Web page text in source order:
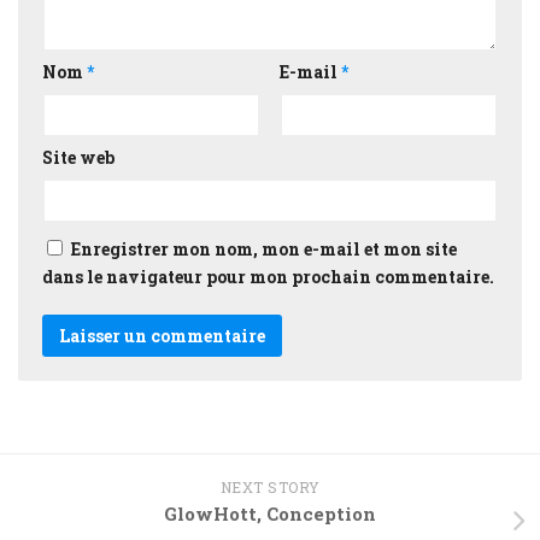
Nom * E-mail *
Site web
Enregistrer mon nom, mon e-mail et mon site
dans le navigateur pour mon prochain commentaire.
NEXT STORY
GlowHott, Conception